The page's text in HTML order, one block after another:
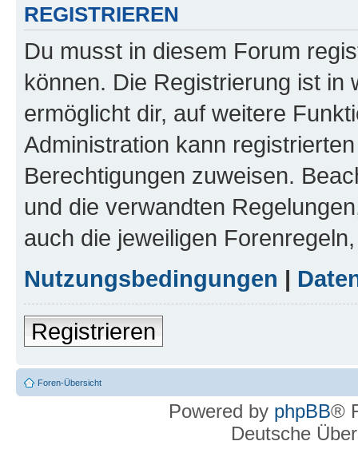
REGISTRIEREN
Du musst in diesem Forum
können. Die Registrierung ist in
ermöglicht dir, auf weitere
Administration kann
Berechtigungen zuweisen.
und die verwandten
auch die jeweiligen
Nutzungsbedingungen |
Registrieren
Foren-Übersicht
Powered by phpBB®
Deutsche